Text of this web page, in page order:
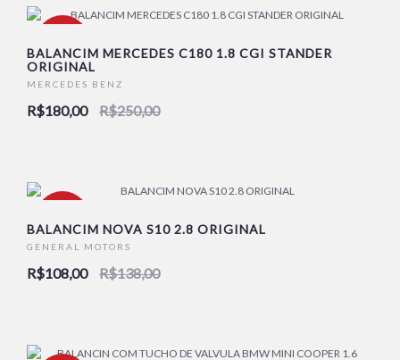
BALANCIM MERCEDES C180 1.8 CGI STANDER
ORIGINAL
MERCEDES BENZ
R$180,00 R$250,00
BALANCIM NOVA S10 2.8 ORIGINAL
GENERAL MOTORS
R$108,00 R$138,00